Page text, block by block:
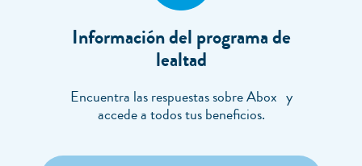
Información del programa de
lealtad
Encuentra las respuestas sobre Abox y
accede a todos tus beneficios.